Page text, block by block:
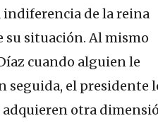
de la reina
su situación. Al mismo
cuando alguien le
seguida, el presidente
adquieren otra